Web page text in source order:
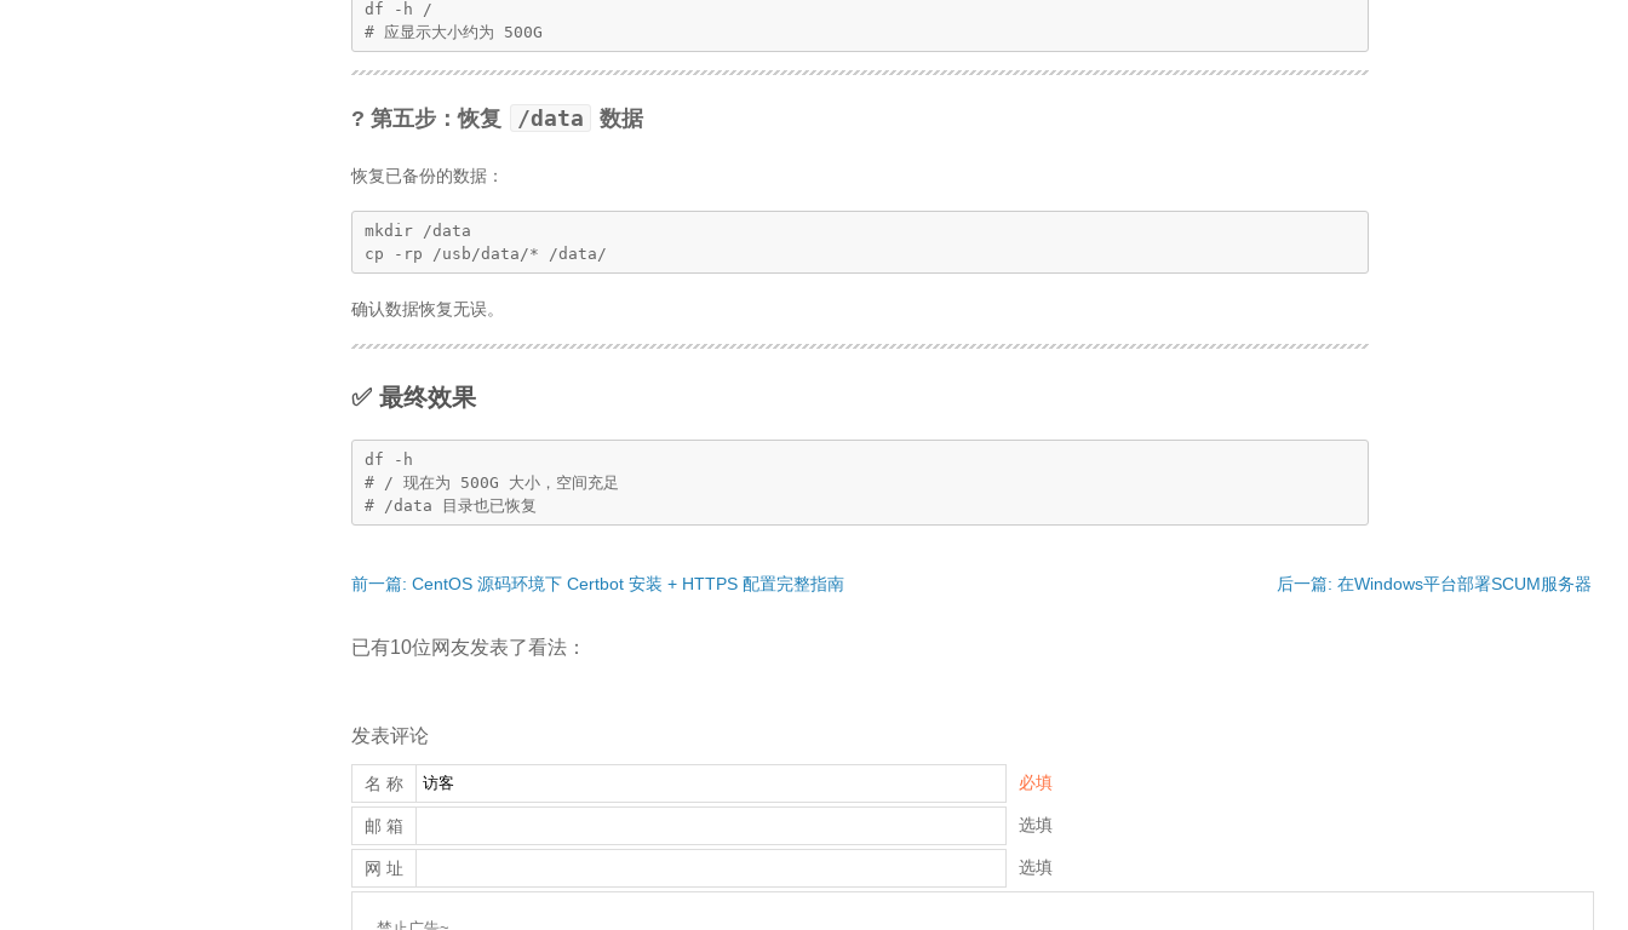
df -h /
# 应显示大小约为 500G
? 第五步：恢复 /data 数据
恢复已备份的数据：
mkdir /data
cp -rp /usb/data/* /data/
确认数据恢复无误。
✅ 最终效果
df -h
# / 现在为 500G 大小，空间充足
# /data 目录也已恢复
前一篇: CentOS 源码环境下 Certbot 安装 + HTTPS 配置完整指南 后一篇: 在Windows平台部署SCUM服务器
已有10位网友发表了看法：
发表评论
名 称 必填
邮 箱 选填
网 址 选填